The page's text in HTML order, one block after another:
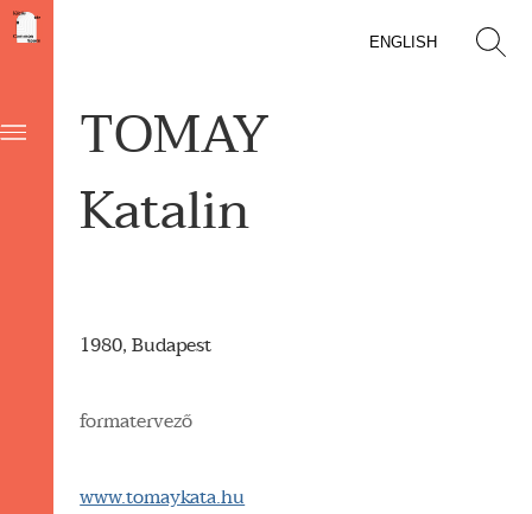
ENGLISH
TOMAY
Katalin
1980, Budapest
formatervező
www.tomaykata.hu